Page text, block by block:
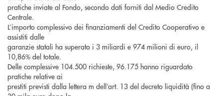
pratiche inviate al Fondo, secondo dati forniti dal Medio Credito
Centrale.
L’importo complessivo dei finanziamenti del Credito Cooperativo e
assistiti dalle
garanzie statali ha superato i 3 miliardi e 974 milioni di euro, il
10,86% del totale.
Delle complessive 104.500 richieste, 96.175 hanno riguardato
pratiche relative ai
prestiti previsti dalla lettera m dell’art. 13 del decreto liquidità (fino a